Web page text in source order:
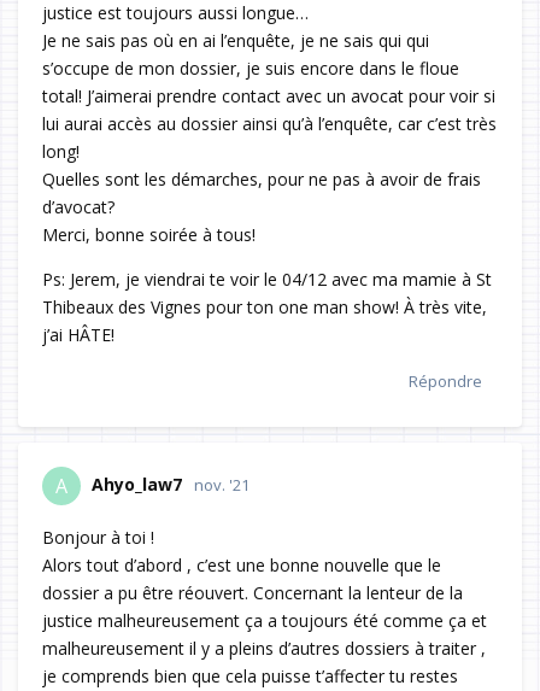
justice est toujours aussi longue…
Je ne sais pas où en ai l’enquête, je ne sais qui qui
s’occupe de mon dossier, je suis encore dans le floue
total! J’aimerai prendre contact avec un avocat pour voir si
lui aurai accès au dossier ainsi qu’à l’enquête, car c’est très
long!
Quelles sont les démarches, pour ne pas à avoir de frais
d’avocat?
Merci, bonne soirée à tous!
Ps: Jerem, je viendrai te voir le 04/12 avec ma mamie à St
Thibeaux des Vignes pour ton one man show! À très vite,
j’ai HÂTE!
Répondre
A Ahyo_law7 nov. '21
Bonjour à toi !
Alors tout d’abord , c’est une bonne nouvelle que le
dossier a pu être réouvert. Concernant la lenteur de la
justice malheureusement ça a toujours été comme ça et
malheureusement il y a pleins d’autres dossiers à traiter ,
je comprends bien que cela puisse t’affecter tu restes